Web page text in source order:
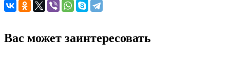
Вас может заинтересовать